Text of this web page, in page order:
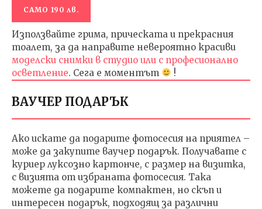
САМО 190 лв.
Използвайте грима, прическата и прекрасния
тоалет, за да направите невероятно красиви
моделски снимки в студио или с професионално
осветление. Сега е моментът !
ВАУЧЕР ПОДАРЪК
Ако искате да подарите фотосесия на приятел –
може да закупите ваучер подарък. Получавате с
куриер луксозно картонче, с размер на визитка,
с визията от избраната фотосесия. Така
можете да подарите компактен, но скъп и
интересен подарък, подходящ за различни